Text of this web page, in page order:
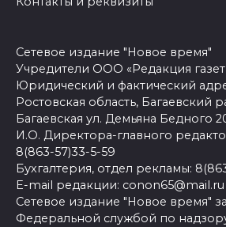
Сетевое издание "Новое время"
Учредители ООО «Редакция
Юридический и фактический
Ростовская область, Багаевский
Багаевская ул. Демьяна Бедного
И.О. Директора-главного
8(863-57)33-5-59
Бухгалтерия, отдел рекламы:
E-mail редакции: conon65@mail.ru
Сетевое издание "Новое время"
Федеральной службой по